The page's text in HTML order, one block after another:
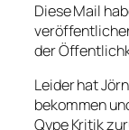
Diese Mail
der
Leider hat
bekommen
Qype Kritik